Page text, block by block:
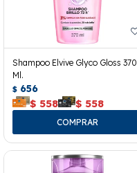
Shampoo Elvive Glyco Gloss 370
Ml.
$ 656
$ 558 $ 558